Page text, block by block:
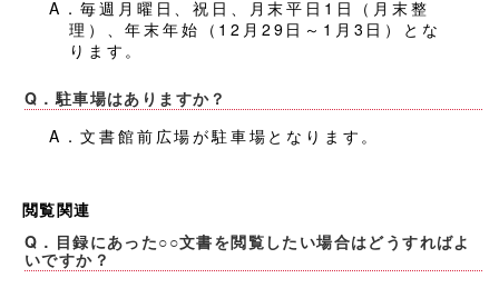
A．毎週月曜日、祝日、月末平日1日（月末整
理）、年末年始（12月29日～1月3日）とな
ります。
Q．駐車場はありますか？
A．文書館前広場が駐車場となります。
閲覧関連
Q．目録にあった○○文書を閲覧したい場合はどうすればよ
いですか？